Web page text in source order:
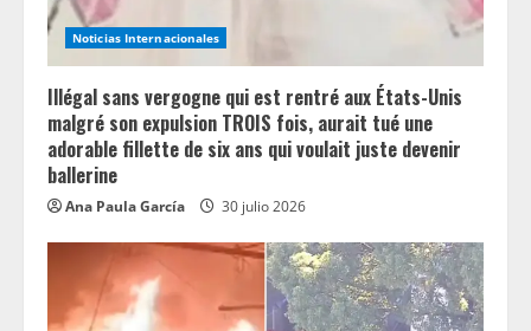
Noticias Internacionales
Illégal sans vergogne qui est rentré aux États-Unis
malgré son expulsion TROIS fois, aurait tué une
adorable fillette de six ans qui voulait juste devenir
ballerine
Ana Paula García 30 julio 2026